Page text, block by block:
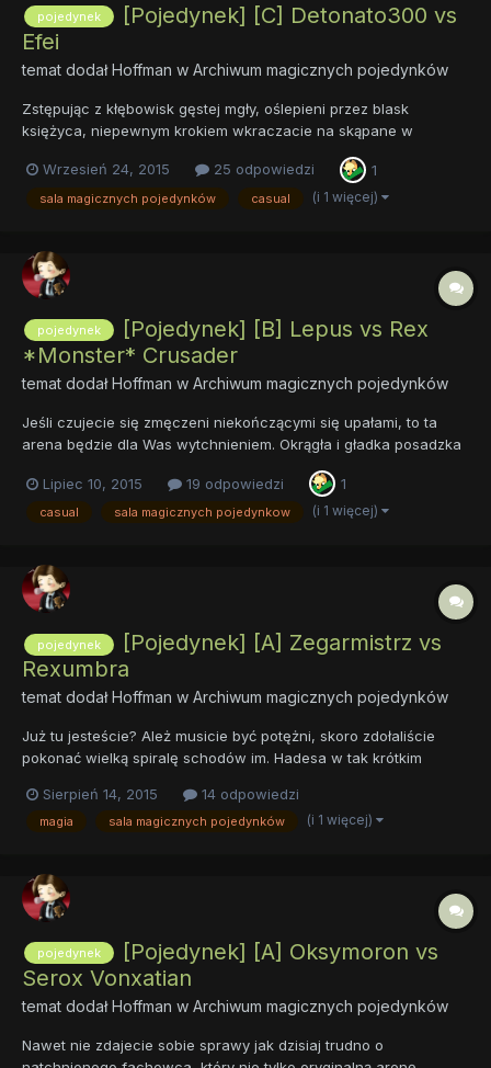
pojedynek
[Pojedynek] [C] Detonato300 vs
Efei
temat dodałHoffman w Archiwum magicznych pojedynków
Zstępując z kłębowisk gęstej mgły, oślepieni przez blask
księżyca, niepewnym krokiem wkraczacie na skąpane w
światło naturalnego satelity zdaje się działać tylko na Was. Cała
dolina, włącznie ze swą florą, zdaje się być na nie odporna.
Wrzesień 24, 2015 25 odpowiedzi 1
sala magicznych pojedynków casual (i 1 więcej)
pojedynek
[Pojedynek] [B] Lepus vs Rex
*Monster* Crusader
temat dodałHoffman w Archiwum magicznych pojedynków
Jeśli czujecie się zmęczeni niekończącymi się upałami, to ta
arena będzie dla Was wytchnieniem. Okrągła i gładka posadzka
starannie zeszlifowanych i mocno spojonych przy pomocy
magicznej zmarzliny. Lewitujące dookoła areny lampiony...
Lipiec 10, 2015 19 odpowiedzi 1
casual sala magicznych pojedynkow (i 1 więcej)
pojedynek
[Pojedynek] [A] Zegarmistrz vs
Rexumbra
temat dodałHoffman w Archiwum magicznych pojedynków
Już tu jesteście? Ależ musicie być potężni, skoro zdołaliście
pokonać wielką spiralę schodów im. Hadesa w tak krótkim
zjechaliście po poręczy? Tak? Znakomicie. Bystrość umysłu to
prawdziwa potęga, wierzcie mi. Nie musicie obawi...
Sierpień 14, 2015 14 odpowiedzi
magia sala magicznych pojedynków (i 1 więcej)
pojedynek
[Pojedynek] [A] Oksymoron vs
Serox Vonxatian
temat dodałHoffman w Archiwum magicznych pojedynków
Nawet nie zdajecie sobie sprawy jak dzisiaj trudno o